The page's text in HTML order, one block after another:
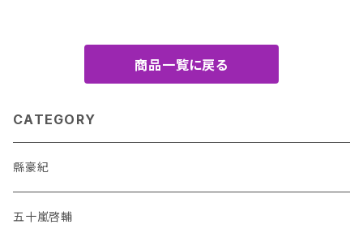
商品一覧に戻る
CATEGORY
縣豪紀
五十嵐啓輔